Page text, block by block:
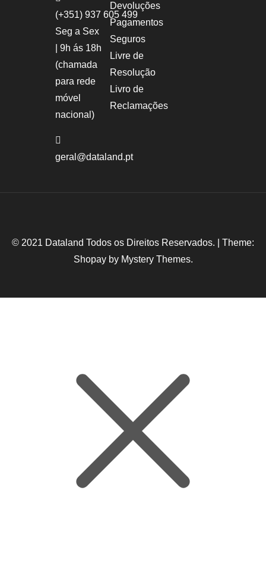
(+351) 937 605 499
Seg a Sex
| 9h ás 18h
(chamada
para rede
móvel
nacional)
geral@dataland.pt
Devoluções
Pagamentos
Seguros
Livre de
Resolução
Livro de
Reclamações
© 2021 Dataland Todos os Direitos Reservados.
Theme:
Shopay by Mystery Themes.